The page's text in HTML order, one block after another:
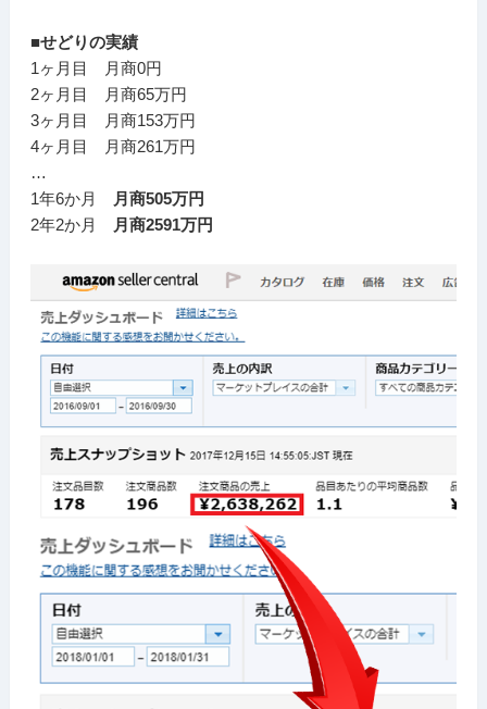
■せどりの実績
1ヶ月目 月商0円
2ヶ月目 月商65万円
3ヶ月目 月商153万円
4ヶ月目 月商261万円
…
1年6か月
月商505万円
2年2か月
月商2591万円